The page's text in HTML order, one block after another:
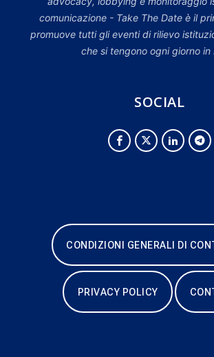
comunicazione - Take The Date è il
promuove tutti gli eventi di rilievo
che si tengono ogni giorno in
SOCIAL
CONDIZIONI GENERALI DI
PRIVACY POLICY